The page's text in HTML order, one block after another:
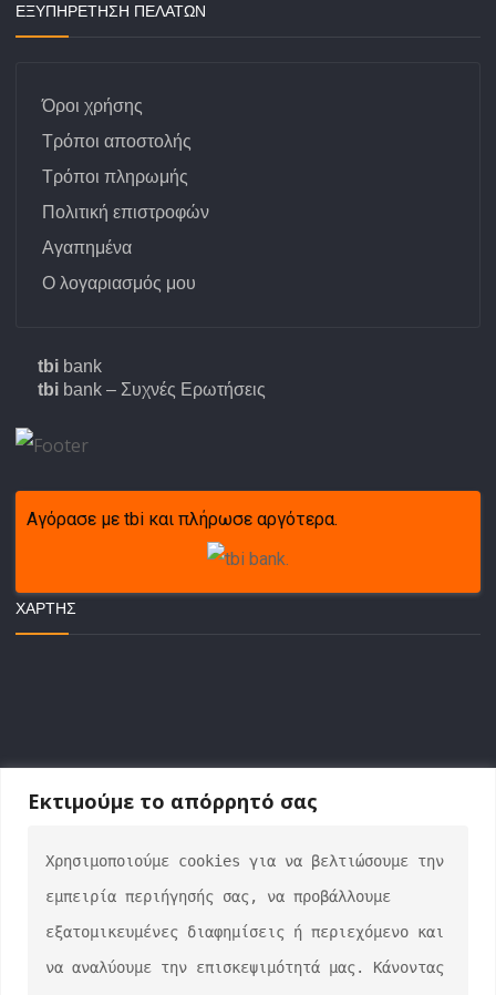
Εκτιμούμε το απόρρητό σας
Χρησιμοποιούμε cookies για να βελτιώσουμε την
εμπειρία περιήγησής σας, να προβάλλουμε
εξατομικευμένες διαφημίσεις ή περιεχόμενο και
να αναλύουμε την επισκεψιμότητά μας. Κάνοντας
ΕΞΥΠΗΡΕΤΗΣΗ ΠΕΛΑΤΩΝ
Όροι χρήσης
Τρόποι αποστολής
Τρόποι πληρωμής
Πολιτική επιστροφών
Αγαπημένα
Ο λογαριασμός μου
tbi bank
tbi bank – Συχνές Ερωτήσεις
Αγόρασε με tbi και πλήρωσε αργότερα.
ΧΆΡΤΗΣ
ΕΠΙΚΟΙΝΩΝΙΑ
info@auto-verse.gr
2108317227